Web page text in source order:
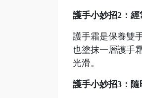
護手小妙招2：
護手霜是保養雙
也塗抹一層護手
光滑。
護手小妙招3：